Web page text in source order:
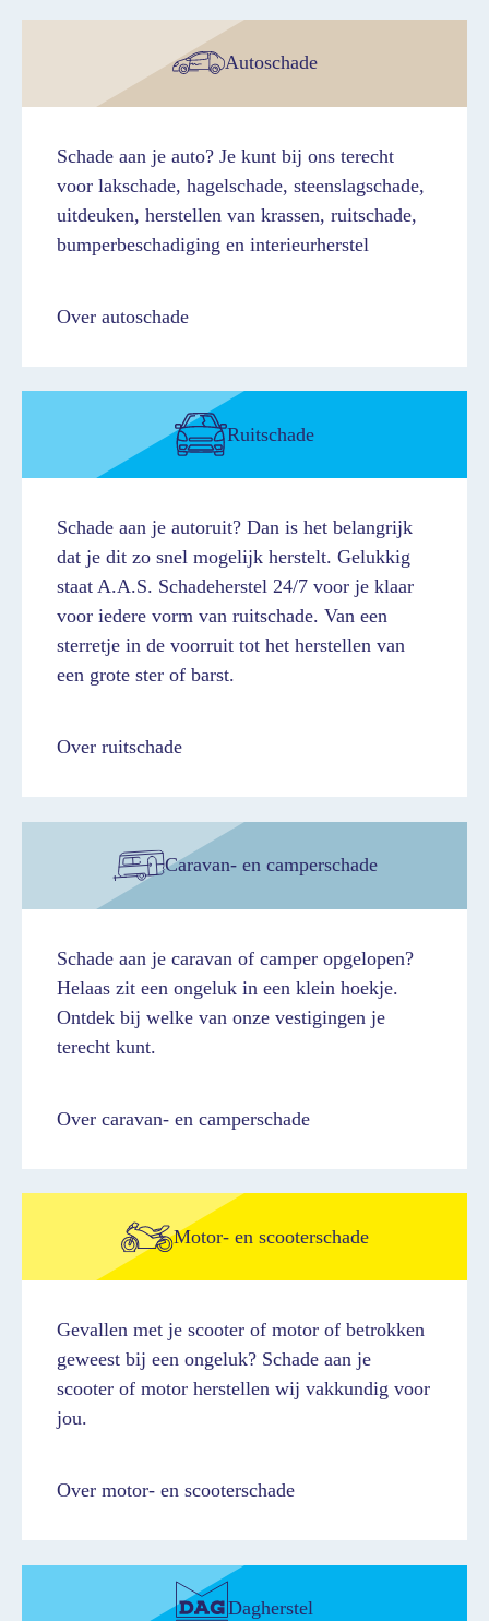
Autoschade
Schade aan je auto? Je kunt bij ons terecht
voor lakschade, hagelschade, steenslagschade,
uitdeuken, herstellen van krassen, ruitschade,
bumperbeschadiging en interieurherstel
Over autoschade
Ruitschade
Schade aan je autoruit? Dan is het belangrijk
dat je dit zo snel mogelijk herstelt. Gelukkig
staat A.A.S. Schadeherstel 24/7 voor je klaar
voor iedere vorm van ruitschade. Van een
sterretje in de voorruit tot het herstellen van
een grote ster of barst.
Over ruitschade
Caravan- en camperschade
Schade aan je caravan of camper opgelopen?
Helaas zit een ongeluk in een klein hoekje.
Ontdek bij welke van onze vestigingen je
terecht kunt.
Over caravan- en camperschade
Motor- en scooterschade
Gevallen met je scooter of motor of betrokken
geweest bij een ongeluk? Schade aan je
scooter of motor herstellen wij vakkundig voor
jou.
Over motor- en scooterschade
Dagherstel